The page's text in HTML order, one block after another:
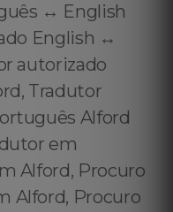
↔️ English
English ↔️
autorizado
Tradutor
Alford
em
Alford, Procuro
Alford, Procuro